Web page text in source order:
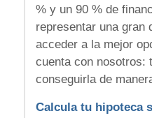
% y un 90 % de
representar una gran
acceder a la mejor
cuenta con nosotros:
conseguirla de
Calcula tu hipoteca